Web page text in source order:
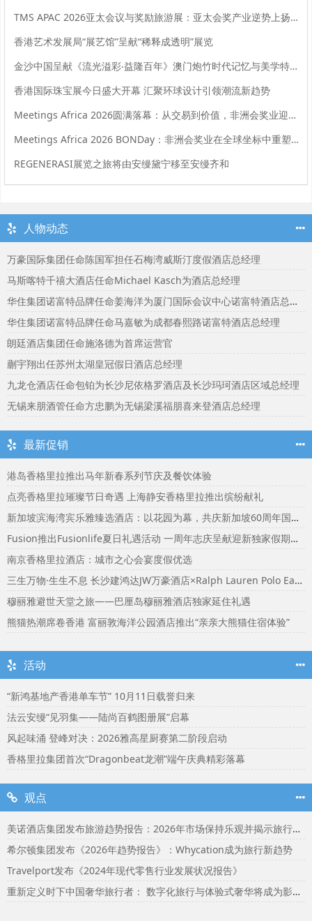
TMS APAC 2026亚太会议与奖励旅游展：亚太会奖产业逆势上扬，实现强劲增长
香港艺术发展局“展艺馆”呈献“稀释成透明”展览
金沙中国呈献《流光溢彩‧益隆百年》澳门炮竹时代记忆与美学特展
香港国际珠宝展今日盛大开幕 汇聚环球设计引领潮流新趋势
Meetings Africa 2026圆满落幕：从交易到价值，非洲会奖业迎来新起点
Meetings Africa 2026 BONDay：非洲会奖业在全球坐标中重塑角色
REGENERASI展览之旅将由安缦黛宁移至安缦齐和
人物动态
万豪国际集团任命陈国军担任石梅湾威斯汀度假酒店总经理
马斯喀特千禧大酒店任命Michael Kasch为酒店总经理
华住集团诺富特品牌任命姜海洋为厦门国际会议中心诺富特酒店总经理
华住集团诺富特品牌任命马嘉敏为成都春熙路诺富特酒店总经理
朗廷酒店集团任命施洛德为首席运营官
蒯宇翔出任苏州太湖皇冠假日酒店总经理
九龙仓酒店任命包铂为长沙尼依格罗酒店及长沙玛珂酒店区域总经理
无锡来朋酒管任命方忠鹏为无锡梁溪福朋喜来登酒店总经理
最新促销
港岛香格里拉推出马年新春系列节庆及餐饮体验
点亮香格里拉璀璨节日奇遇 上海静安香格里拉推出缤纷献礼
新加坡滨海湾宾乐雅臻选酒店：以花园为幕，共庆新加坡60周年国庆盛宴
Fusion推出Fusionlife夏日礼遇活动 一周年志庆呈献迎新独家假期奖赏
南京香格里拉酒店：城市之心会宴度假优选
三生万物·生生不息 长沙建鸿达JW万豪酒店×Ralph Lauren Polo Earth开启可持续生活旅行美学
穆丽雅避世天堂之旅——巴厘岛穆丽雅酒店独家延住礼遇
熊猫热潮席卷香港 富丽敦海洋公园酒店推出“亲亲大熊猫住宿体验”
活动
“新鸿基地产香港单车节” 10月11日载誉归来
法云安缦“见羽集——陆尚百鹤图册展”启幕
风起味涌 登峰对决：2026雅高星厨赛第二阶段启动
香格里拉集团首次“Dragonbeat龙潮”端午庆典精彩落幕
观点
美诺酒店集团发布旅游趋势报告：2026年市场保持乐观并揭示旅行者渴望联结
希尔顿集团发布《2026年趋势报告》：Whycation成为旅行新趋势
Travelport发布《2024年现代零售行业发展状况报告》
重新定义时下中国奢华旅行者： 数字化旅行与体验式奢华将成为影响2024年旅行选择的关键词